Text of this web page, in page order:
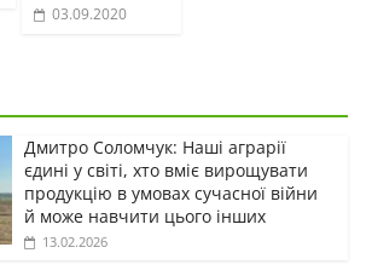
03.09.2020
Дмитро Соломчук: Наші аграрії
єдині у світі, хто вміє вирощувати
продукцію в умовах сучасної війни
й може навчити цього інших
13.02.2026